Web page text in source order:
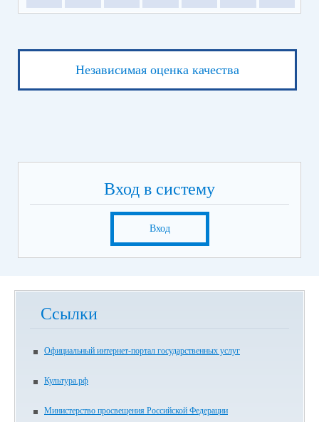
Независимая оценка качества
Вход в систему
Вход
Ссылки
Официальный интернет-портал государственных услуг
Культура.рф
Министерство просвещения Российской Федерации